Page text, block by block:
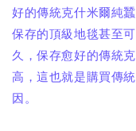
好的傳統克什米爾純
保存的頂級地毯甚至
久，保存愈好的傳統
高，這也就是購買傳
因。